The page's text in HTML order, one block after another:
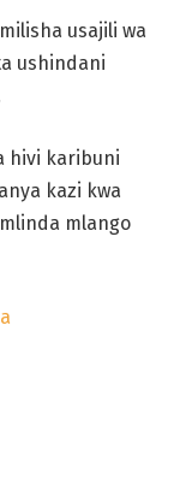
usajili wa
ushindani
hivi karibuni
kazi kwa
mlango